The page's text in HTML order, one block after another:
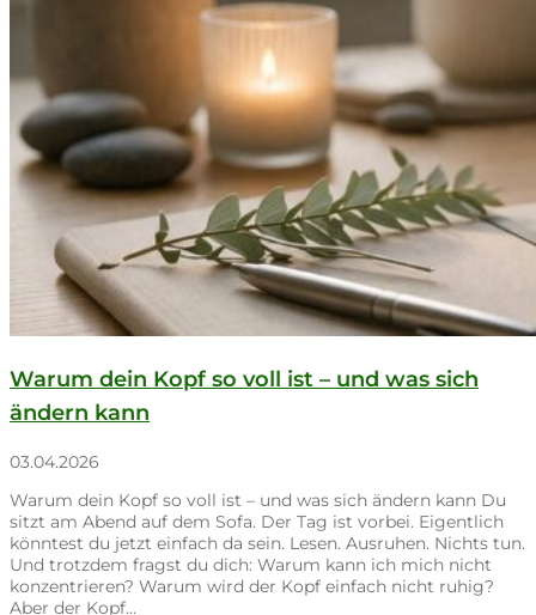
Warum dein Kopf so voll ist – und was sich
ändern kann
03.04.2026
Warum dein Kopf so voll ist – und was sich ändern kann Du
sitzt am Abend auf dem Sofa. Der Tag ist vorbei. Eigentlich
könntest du jetzt einfach da sein. Lesen. Ausruhen. Nichts tun.
Und trotzdem fragst du dich: Warum kann ich mich nicht
konzentrieren? Warum wird der Kopf einfach nicht ruhig?
Aber der Kopf…